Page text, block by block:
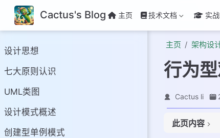
Cactus's Blog 主页 技术文档 实
设计思想
七大原则认识
UML类图
设计模式概述
创建型单例模式
主页 架构设
行为
Cactus li
此页内容